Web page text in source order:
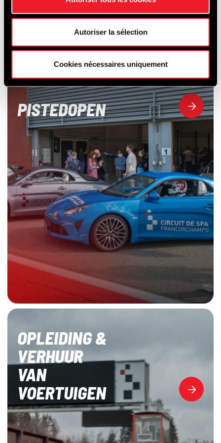
Autoriser la sélection
Cookies nécessaires uniquement
OOK...
PISTEDOPEN
OPLEIDING &
VERHUUR
VAN
VOERTUIGEN